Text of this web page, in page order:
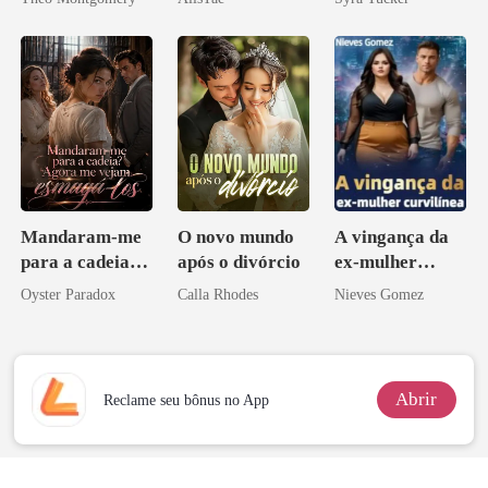
Mandaram-me
para a cadeia?
Agora me
Oyster Paradox
O novo mundo
após o divórcio
Calla Rhodes
A vingança da
ex-mulher
curvilínea
Nieves Gomez
Reclame seu bônus no App Abrir